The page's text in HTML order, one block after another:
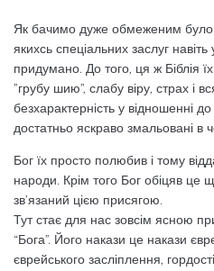
Як бачимо дуже обмеженим було
якихсь спеціальних заслуг
придумано. До того, ця ж Біблія
”грубу шию”, слабу віру, страх і
безхарактерність у відношенні
достатньо яскраво змальовані в
Бог їх просто полюбив і тому
народи. Крім того Бог обіцяв це
зв’язаний цією присягою.
Тут стає для нас зовсім ясною
“Бога”. Його накази це накази
єврейського засліплення,